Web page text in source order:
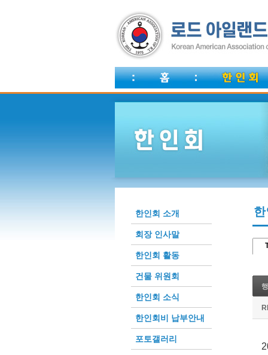
한인회 소개
회장 인사말
한인회 활동
건물 위원회
한인회 소식
한인회비 납부안내
포토갤러리